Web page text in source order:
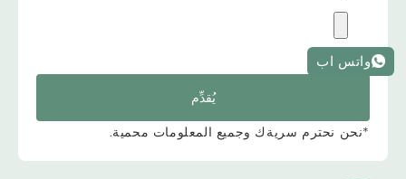
يُقدِّم
*نحن نحترم سريةك وجميع المعلومات محمية.
واتس اب